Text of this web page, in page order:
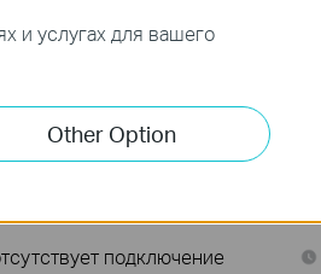
и способах
индикаторы
подключение
и услугах для вашего
Other Option